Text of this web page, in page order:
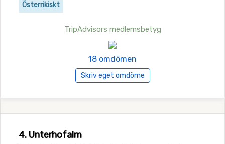
Österrikiskt
TripAdvisors medlemsbetyg
18 omdömen
Skriv eget omdöme
4. Unterhofalm